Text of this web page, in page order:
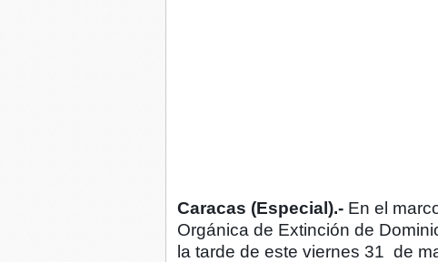
Caracas (Especial).- En el
Orgánica de Extinción de
la tarde de este viernes 31 de